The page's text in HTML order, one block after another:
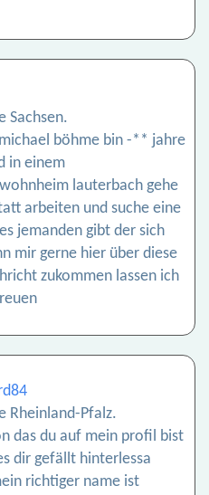
Sachsen.
böhme bin -** jahre
in einem
lauterbach gehe
arbeiten und suche eine
jemanden gibt der sich
mir gerne hier über diese
zukommen lassen ich
Rheinland-Pfalz.
das du auf mein profil bist
dir gefällt hinterlessa
richtiger name ist